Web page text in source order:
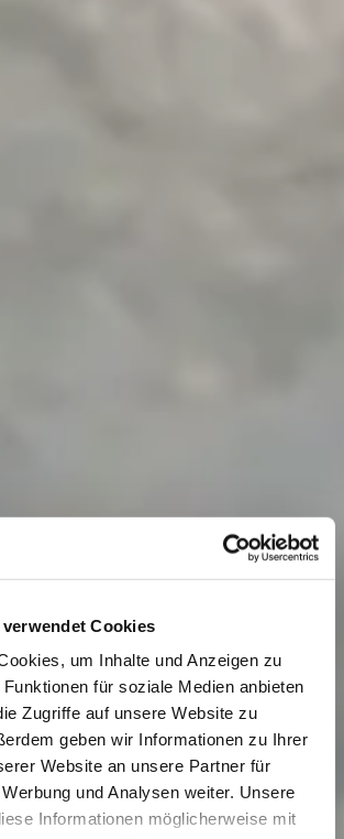
für dein zu Hause
Entspannung und
– unsere Wellness Produkte
zu Hause in eine kleine
Spa-Oase.